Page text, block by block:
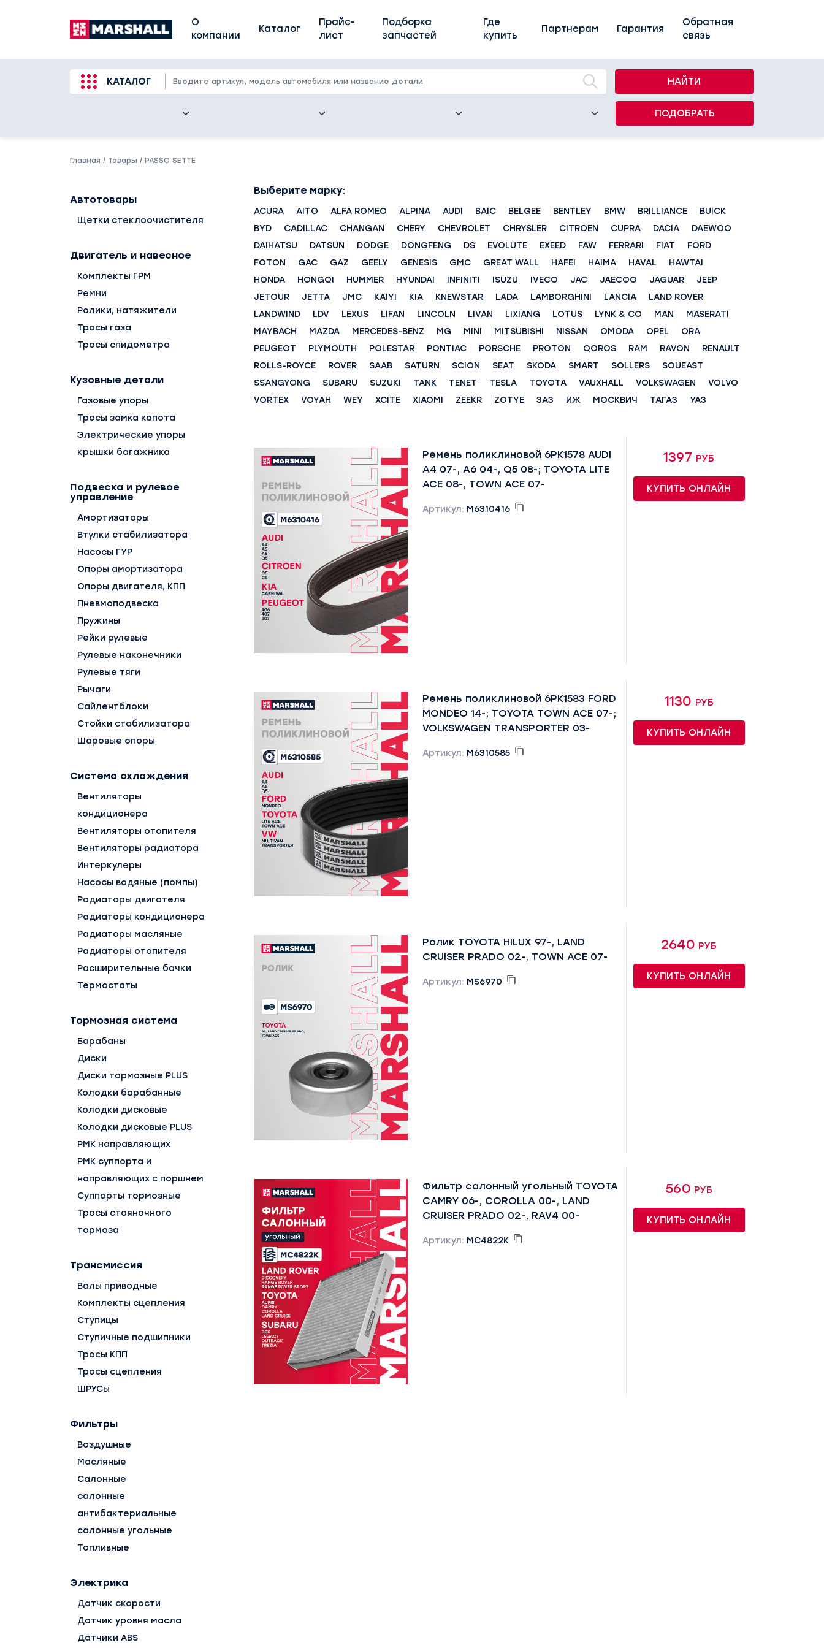
О
компании
Каталог
Прайс-
лист
Подборка
запчастей
Где
купить
Партнерам Гарантия
Обратная
связь
КАТАЛОГ НАЙТИ
ПОДОБРАТЬ
Главная / Товары / PASSO SETTE
Автотовары
Щетки стеклоочистителя
Двигатель и навесное
Комплекты ГРМ
Ремни
Ролики, натяжители
Тросы газа
Тросы спидометра
Кузовные детали
Газовые упоры
Тросы замка капота
Электрические упоры
крышки багажника
Подвеска и рулевое
управление
Амортизаторы
Втулки стабилизатора
Насосы ГУР
Опоры амортизатора
Опоры двигателя, КПП
Пневмоподвеска
Пружины
Рейки рулевые
Рулевые наконечники
Рулевые тяги
Рычаги
Сайлентблоки
Стойки стабилизатора
Шаровые опоры
Система охлаждения
Вентиляторы
кондиционера
Вентиляторы отопителя
Вентиляторы радиатора
Интеркулеры
Насосы водяные (помпы)
Радиаторы двигателя
Радиаторы кондиционера
Радиаторы масляные
Радиаторы отопителя
Расширительные бачки
Термостаты
Тормозная система
Барабаны
Диски
Диски тормозные PLUS
Колодки барабанные
Колодки дисковые
Колодки дисковые PLUS
РМК направляющих
РМК суппорта и
направляющих с поршнем
Суппорты тормозные
Тросы стояночного
тормоза
Трансмиссия
Валы приводные
Комплекты сцепления
Ступицы
Ступичные подшипники
Тросы КПП
Тросы сцепления
ШРУСы
Фильтры
Воздушные
Масляные
Салонные
салонные
антибактериальные
салонные угольные
Топливные
Электрика
Датчик скорости
Датчик уровня масла
Датчики ABS
Выберите марку:
ACURA AITO ALFA ROMEO ALPINA AUDI BAIC BELGEE BENTLEY BMW BRILLIANCE
BUICK
BYD
CADILLAC CHANGAN CHERY CHEVROLET CHRYSLER CITROEN CUPRA DACIA
DAEWOO
DAIHATSU
DATSUN DODGE DONGFENG DS EVOLUTE EXEED FAW FERRARI FIAT
FORD
FOTON
GAC GAZ GEELY GENESIS GMC GREAT WALL HAFEI HAIMA HAVAL
HAWTAI
HONDA
HONGQI HUMMER HYUNDAI INFINITI ISUZU IVECO JAC JAECOO JAGUAR
JEEP
JETOUR
JETTA JMC KAIYI KIA KNEWSTAR LADA LAMBORGHINI LANCIA
LAND ROVER
LANDWIND
LDV LEXUS LIFAN LINCOLN LIVAN LIXIANG LOTUS LYNK & CO MAN
MASERATI
MAYBACH
MAZDA MERCEDES-BENZ MG MINI MITSUBISHI NISSAN OMODA OPEL
ORA
PEUGEOT
PLYMOUTH POLESTAR PONTIAC PORSCHE PROTON QOROS RAM RAVON
RENAULT
ROLLS-ROYCE
ROVER SAAB SATURN SCION SEAT SKODA SMART SOLLERS
SOUEAST
SSANGYONG
SUBARU SUZUKI TANK TENET TESLA TOYOTA VAUXHALL VOLKSWAGEN
VOLVO
VORTEX
VOYAH WEY XCITE XIAOMI ZEEKR ZOTYE ЗАЗ ИЖ МОСКВИЧ ТАГАЗ УАЗ
Ремень поликлиновой 6PK1578 AUDI
A4 07-, A6 04-, Q5 08-; TOYOTA LITE
ACE 08-, TOWN ACE 07-
Артикул: M6310416
1397 руб
КУПИТЬ ОНЛАЙН
Ремень поликлиновой 6PK1583 FORD
MONDEO 14-; TOYOTA TOWN ACE 07-;
VOLKSWAGEN TRANSPORTER 03-
Артикул: M6310585
1130 руб
КУПИТЬ ОНЛАЙН
Ролик TOYOTA HILUX 97-, LAND
CRUISER PRADO 02-, TOWN ACE 07-
Артикул: MS6970
2640 руб
КУПИТЬ ОНЛАЙН
Фильтр салонный угольный TOYOTA
CAMRY 06-, COROLLA 00-, LAND
CRUISER PRADO 02-, RAV4 00-
Артикул: MC4822K
560 руб
КУПИТЬ ОНЛАЙН